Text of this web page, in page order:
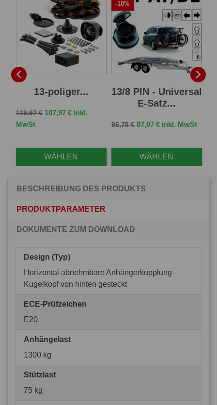

13-poliger...
Verkaufspreis
119,97 € Preis
107,97 € inkl.
MwSt
WÄHLEN
13/8 PIN - Universal
E-Satz...
Verkaufspreis
96,75 € Preis
87,07 € inkl. MwSt
WÄHLEN
-10%

BESCHREIBUNG DES PRODUKTS
PRODUKTPARAMETER
DOKUMENTE ZUM DOWNLOAD
Design (Typ)
Horizontal abnehmbare Anhängerkupplung -
Kugelkopf von hinten gesteckt
ECE-Prüfzeichen
E20
Anhängelast
1300 kg
Stützlast
75 kg